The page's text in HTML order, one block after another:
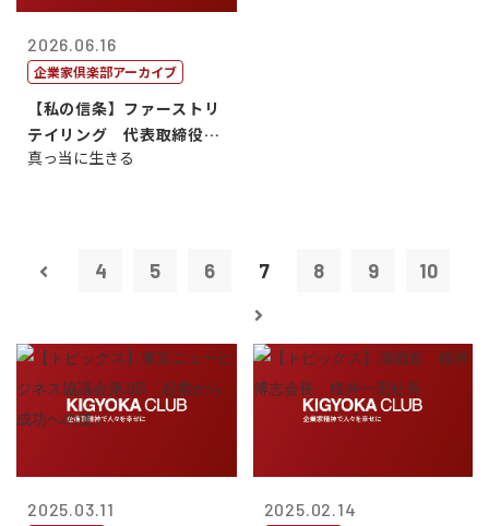
2026.06.16
企業家倶楽部アーカイブ
【私の信条】ファーストリ
テイリング 代表取締役会
長兼社長 柳...
真っ当に生きる
4 5 6 7 8 9 10
2025.03.11 2025.02.14